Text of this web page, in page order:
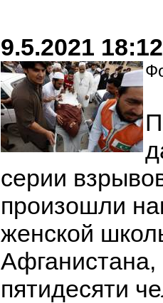
9.5.2021 18:12
серии
произошли
женской
Афганистана,
пятидесяти